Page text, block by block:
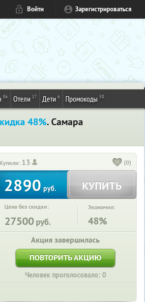
Войти Зарегистрироваться
86 Отели 17 Дети 6 Промокоды 50
48%. Самара
Купили: 13 (0)
2890руб. КУПИТЬ
Цена без скидки:
27500 руб.
Экономия:
48%
Акция завершилась
ПОВТОРИТЬ АКЦИЮ
Человек проголосовало: 0